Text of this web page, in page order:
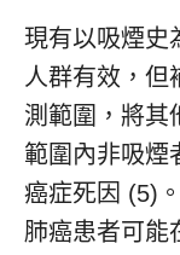
現有以吸煙史
人群有效，但
測範圍，將其
範圍內非吸煙
癌症死因 (5)
肺癌患者可能